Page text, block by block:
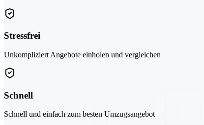
Stressfrei
Unkompliziert Angebote einholen und vergleichen
Schnell
Schnell und einfach zum besten Umzugsangebot